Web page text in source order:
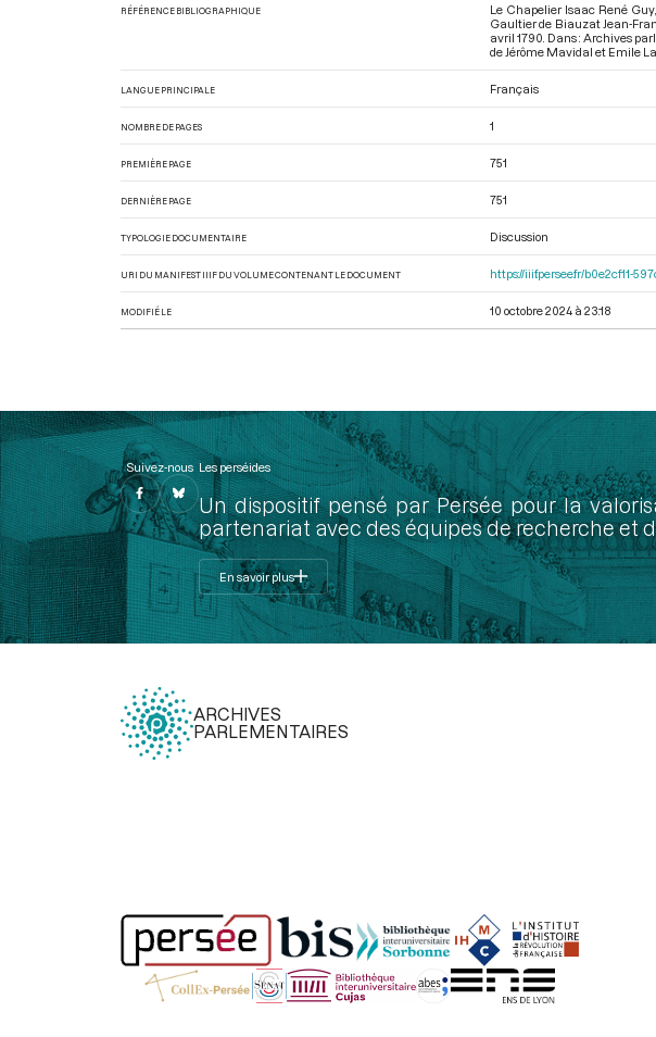
RÉFÉRENCE BIBLIOGRAPHIQUE
Le Chapelier Isaac René
Gaultier de Biauzat Jean-
avril 1790. Dans : Archives
de Jérôme Mavidal et Emile
LANGUE PRINCIPALE Français
NOMBRE DE PAGES 1
PREMIÈRE PAGE 751
DERNIÈRE PAGE 751
TYPOLOGIE DOCUMENTAIRE Discussion
URI DU MANIFEST IIIF DU VOLUME CONTENANT LE DOCUMENT https://iiif.persee.fr/b0e2cf11-
MODIFIÉ LE 10 octobre 2024 à 23:18
Suivez-nous Les perséides
Un dispositif pensé par Persée pour la
partenariat avec des équipes de recherche et
En savoir plus
ARCHIVES
PARLEMENTAIRES